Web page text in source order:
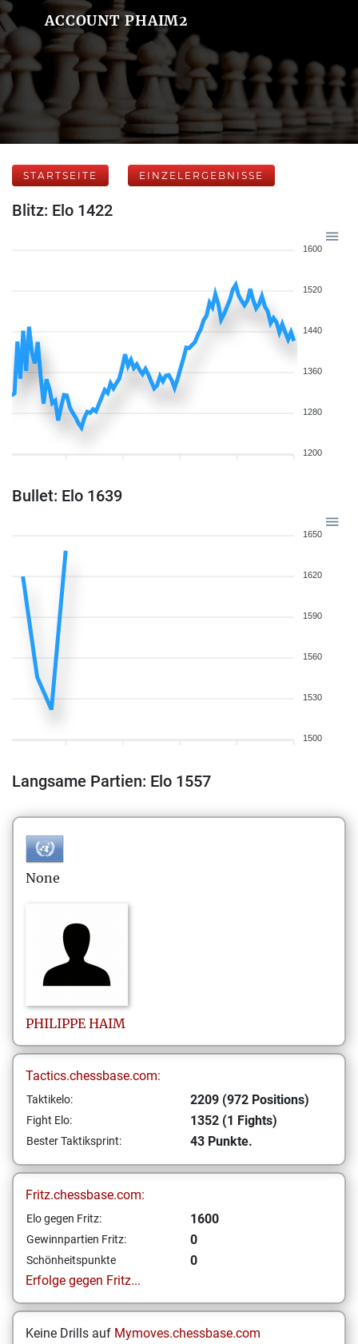
ACCOUNT PHAIM2
STARTSEITE EINZELERGEBNISSE
Blitz: Elo 1422
1600
1520
1440
1360
1280
1200
Bullet: Elo 1639
1650
1620
1590
1560
1530
1500
Langsame Partien: Elo 1557
None
PHILIPPE HAIM
Tactics.chessbase.com:
Taktikelo: 2209 (972 Positions)
Fight Elo: 1352 (1 Fights)
Bester Taktiksprint: 43 Punkte.
Fritz.chessbase.com:
Elo gegen Fritz: 1600
Gewinnpartien Fritz: 0
Schönheitspunkte
0
Erfolge gegen Fritz...
Keine Drills auf Mymoves.chessbase.com